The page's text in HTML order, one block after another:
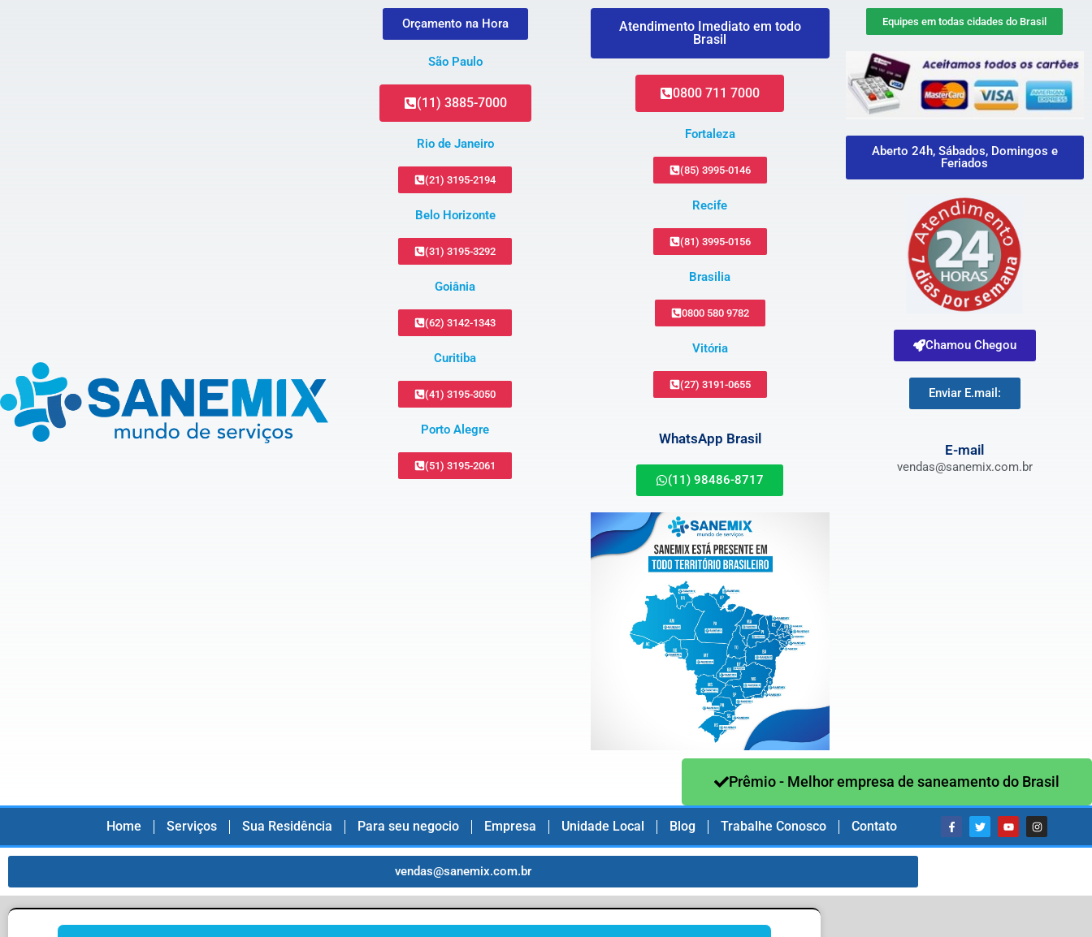
Orçamento na Hora
São Paulo
(11) 3885-7000
Rio de Janeiro
(21) 3195-2194
Belo Horizonte
(31) 3195-3292
Goiânia
(62) 3142-1343
Curitiba
(41) 3195-3050
Porto Alegre
(51) 3195-2061
Atendimento Imediato em todo
Brasil
0800 711 7000
Fortaleza
(85) 3995-0146
Recife
(81) 3995-0156
Brasilia
0800 580 9782
Vitória
(27) 3191-0655
WhatsApp Brasil
(11) 98486-8717
Equipes em todas cidades do Brasil
Aberto 24h, Sábados, Domingos e
Feriados
Chamou Chegou
Enviar E.mail:
E-mail
vendas@sanemix.com.br
Prêmio - Melhor empresa de saneamento do Brasil
Home Serviços Sua Residência Para seu negocio Empresa Unidade Local Blog Trabalhe Conosco Contato
vendas@sanemix.com.br